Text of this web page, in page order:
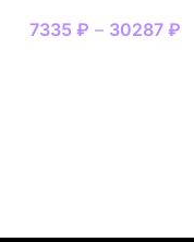
7335₽ – 30287₽